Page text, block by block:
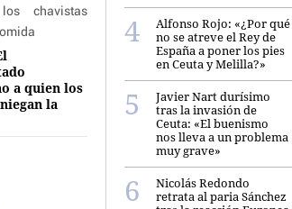
a quien los
la
Alfonso Rojo: «¿Por qué
no se atreve el Rey de
España a poner los pies
en Ceuta y Melilla?»
Javier Nart durísimo
tras la invasión de
Ceuta: «El buenismo
nos lleva a un problema
muy grave»
Nicolás Redondo
retrata al paria Sánchez